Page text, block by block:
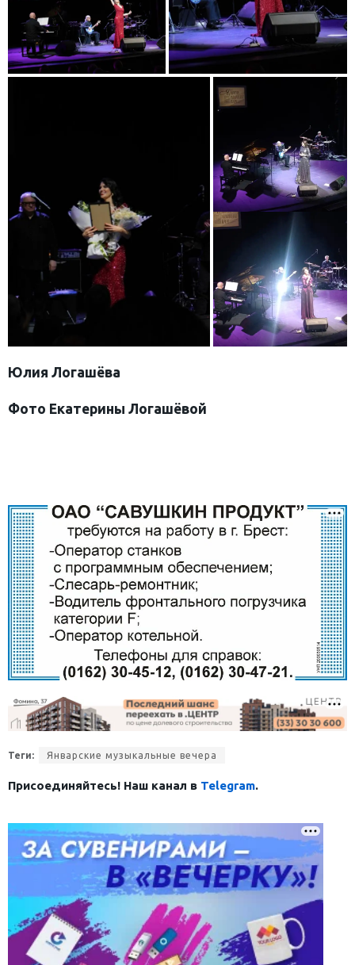
Юлия Логашёва
Фото Екатерины Логашёвой
Теги: Январские музыкальные вечера
Присоединяйтесь! Наш канал в Telegram.